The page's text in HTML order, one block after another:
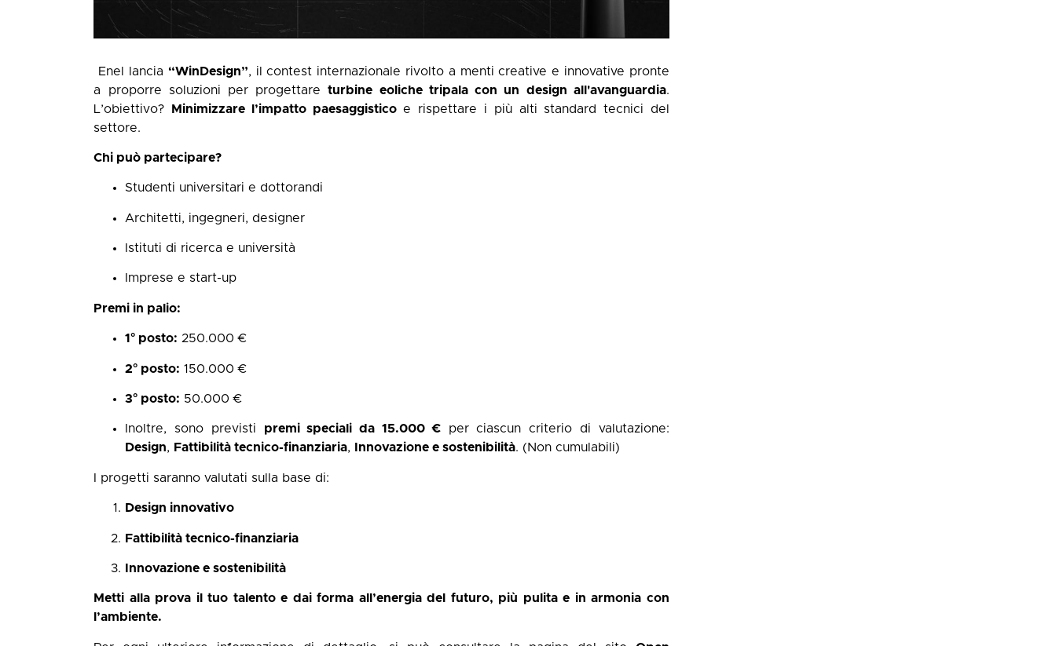
Enel lancia “WinDesign”, il contest internazionale rivolto a menti creative e innovative pronte
a proporre soluzioni per progettareturbine eoliche tripala con un design all'avanguardia.
L’obiettivo? Minimizzare l’impatto paesaggisticoe rispettare i più alti standard tecnici del
settore.
Chi può partecipare?
Studenti universitari e dottorandi
Architetti, ingegneri, designer
Istituti di ricerca e università
Imprese e start-up
Premi in palio:
1° posto: 250.000 €
2° posto: 150.000 €
3° posto: 50.000 €
Inoltre, sono previsti premi speciali da 15.000 €per ciascun criterio di valutazione:
Design, Fattibilità tecnico-finanziaria, Innovazione e sostenibilità. (Non cumulabili)
I progetti saranno valutati sulla base di:
Design innovativo
Fattibilità tecnico-finanziaria
Innovazione e sostenibilità
Metti alla prova il tuo talento e dai forma all’energia del futuro, più pulita e in armonia con
l’ambiente.